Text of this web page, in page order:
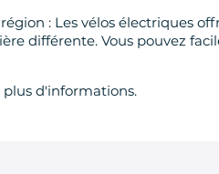
: Les vélos électriques
différente. Vous pouvez
d'informations.